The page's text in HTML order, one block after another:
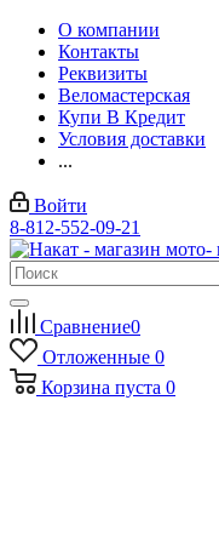
О компании
Контакты
Реквизиты
Веломастерская
Купи В Кредит
Условия доставки
...
Войти
8-812-552-09-21
Сравнение0
Отложенные 0
Корзина пуста 0